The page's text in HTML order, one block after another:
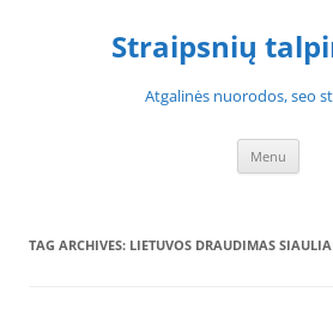
Straipsnių
Atgalinės nuorodos, seo
Menu
TAG ARCHIVES: LIETUVOS DRAUDIMAS